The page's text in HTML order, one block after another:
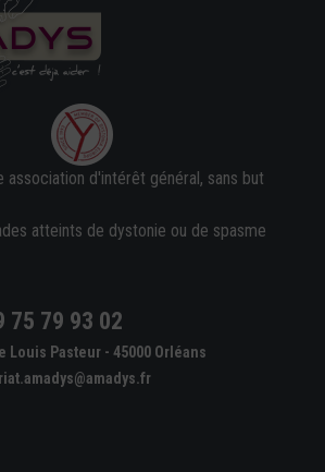
association d'intérêt général, sans but
atteints de dystonie ou de spasme
75 79 93 02
Louis Pasteur - 45000 Orléans